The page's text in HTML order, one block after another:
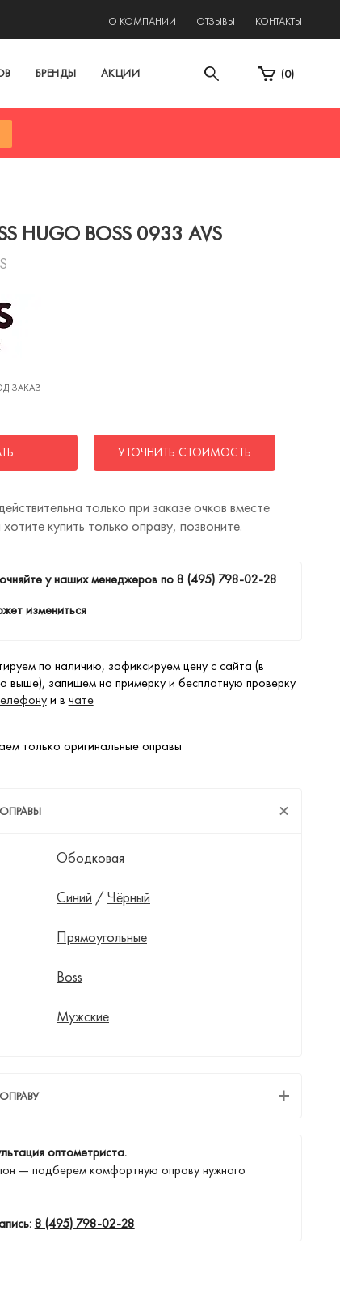
О КОМПАНИИ ОТЗЫВЫ КОНТАКТЫ
БРЕНДЫ АКЦИИ (0)
HUGO BOSS 0933 AVS
ЗАКАЗ
УТОЧНИТЬ СТОИМОСТЬ
только при заказе очков вместе
купить только оправу, позвоните.
у наших менеджеров по8 (495) 798-02-28
измениться
по наличию, зафиксируем цену с сайта (в
выше), запишем на примерку и бесплатную проверку
и в чате
только оригинальные оправы
Ободковая
Синий / Чёрный
Прямоугольные
Boss
Мужские
оптометриста.
— подберем комфортную оправу нужного
8 (495) 798-02-28